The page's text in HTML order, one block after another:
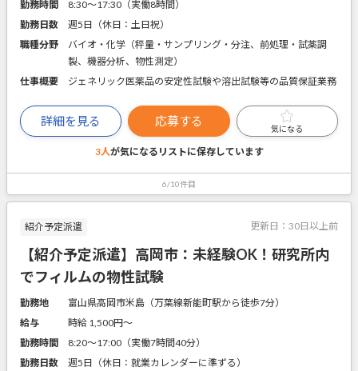
勤務時間
8:30～17:30（実働8時間）
勤務日数
週5日（休日：土日祝）
職種分野
バイオ・化学（秤量・サンプリング・分注、前処理・試薬調
製、機器分析、物性測定）
仕事概要
ジェネリック医薬品の安定性試験や溶出試験等の品質保証業務
詳細を見る 応募する
気になる
3人が気になるリストに保存しています
6/10件目
紹介予定派遣 更新日： 30日以上前
【紹介予定派遣】高岡市：未経験OK！研究所内
でフィルムの物性試験
勤務地
富山県高岡市米島（万葉線新能町駅から徒歩7分）
給与
時給 1,500円〜
勤務時間
8:20～17:00（実働7時間40分）
勤務日数
週5日（休日：就業カレンダーに準ずる）